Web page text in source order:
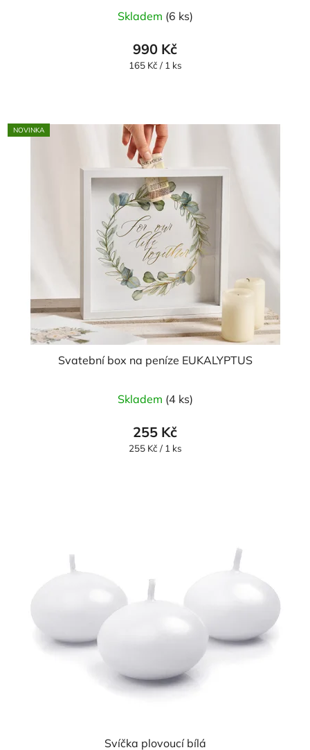
hodnocení
produktu
je
hvězdiček.
Skladem (6 ks)
990 Kč
Měrná
165 Kč / 1 ks
NOVINKA
Svatební box na peníze EUKALYPTUS
Skladem (4 ks)
255 Kč
Měrná
255 Kč / 1 ks
Svíčka plovoucí bílá